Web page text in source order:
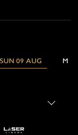
SUN 09 AUG